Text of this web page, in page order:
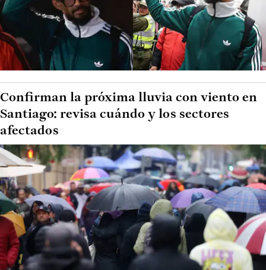
Confirman la próxima lluvia con viento en
Santiago: revisa cuándo y los sectores
afectados